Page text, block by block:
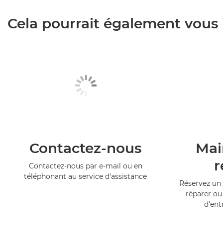
Cela pourrait également vous
Contactez-nous
Contactez-nous par e-mail ou en
téléphonant au service d'assistance
Réservez
réparer